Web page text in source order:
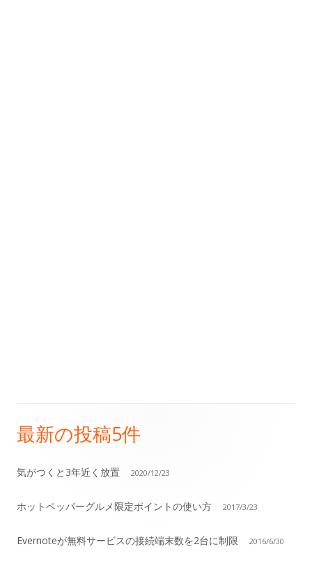
メ
イ
最新の投稿5件
気がつくと3年近く放置 2020/12/23
ホットペッパーグルメ限定ポイントの使い方 2017/3/23
Evernoteが無料サービスの接続端末数を2台に制限 2016/6/30